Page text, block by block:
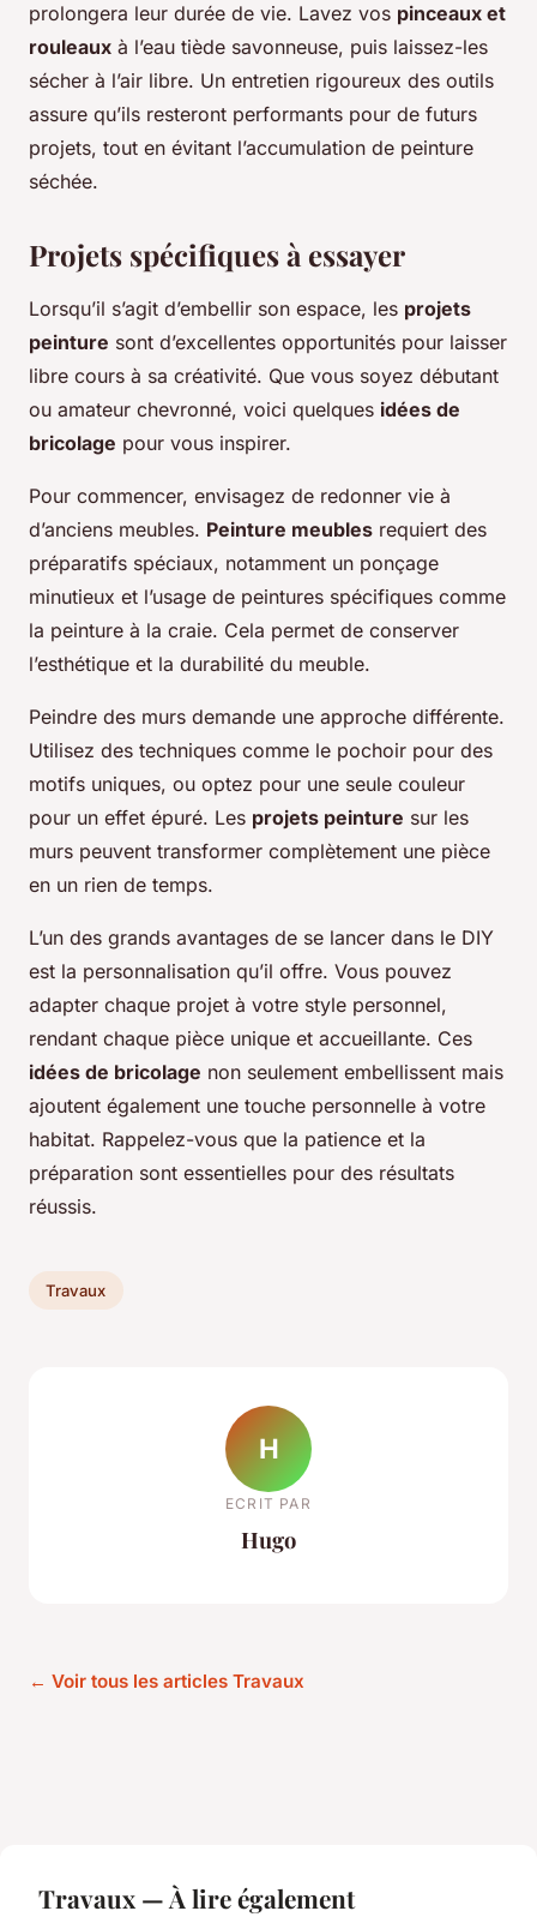
prolongera leur durée de vie. Lavez vos pinceaux et
rouleaux à l’eau tiède savonneuse, puis laissez-les
sécher à l’air libre. Un entretien rigoureux des outils
assure qu’ils resteront performants pour de futurs
projets, tout en évitant l’accumulation de peinture
séchée.
Projets spécifiques à essayer
Lorsqu’il s’agit d’embellir son espace, les projets
peinture sont d’excellentes opportunités pour laisser
libre cours à sa créativité. Que vous soyez débutant
ou amateur chevronné, voici quelques idées de
bricolage pour vous inspirer.
Pour commencer, envisagez de redonner vie à
d’anciens meubles. Peinture meubles requiert des
préparatifs spéciaux, notamment un ponçage
minutieux et l’usage de peintures spécifiques comme
la peinture à la craie. Cela permet de conserver
l’esthétique et la durabilité du meuble.
Peindre des murs demande une approche différente.
Utilisez des techniques comme le pochoir pour des
motifs uniques, ou optez pour une seule couleur
pour un effet épuré. Les projets peinture sur les
murs peuvent transformer complètement une pièce
en un rien de temps.
L’un des grands avantages de se lancer dans le DIY
est la personnalisation qu’il offre. Vous pouvez
adapter chaque projet à votre style personnel,
rendant chaque pièce unique et accueillante. Ces
idées de bricolage non seulement embellissent mais
ajoutent également une touche personnelle à votre
habitat. Rappelez-vous que la patience et la
préparation sont essentielles pour des résultats
réussis.
Travaux
H
ECRIT PAR
Hugo
← Voir tous les articles Travaux
Travaux — À lire également